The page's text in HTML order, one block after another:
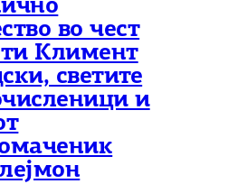
во чест
Климент
светите
и